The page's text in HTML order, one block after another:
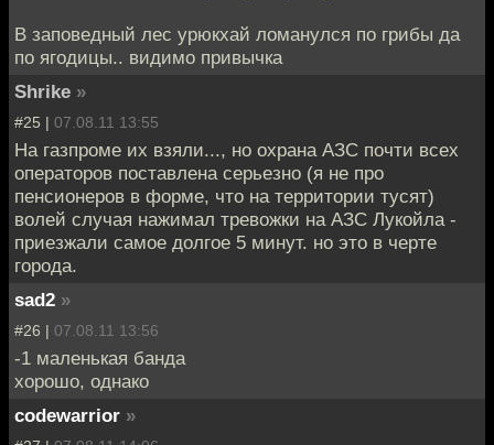
В заповедный лес урюкхай ломанулся по грибы да
по ягодицы.. видимо привычка
Shrike »
#25 | 07.08.11 13:55
На газпроме их взяли..., но охрана АЗС почти всех
операторов поставлена серьезно (я не про
пенсионеров в форме, что на территории тусят)
волей случая нажимал тревожки на АЗС Лукойла -
приезжали самое долгое 5 минут. но это в черте
города.
sad2 »
#26 | 07.08.11 13:56
-1 маленькая банда
хорошо, однако
codewarrior »